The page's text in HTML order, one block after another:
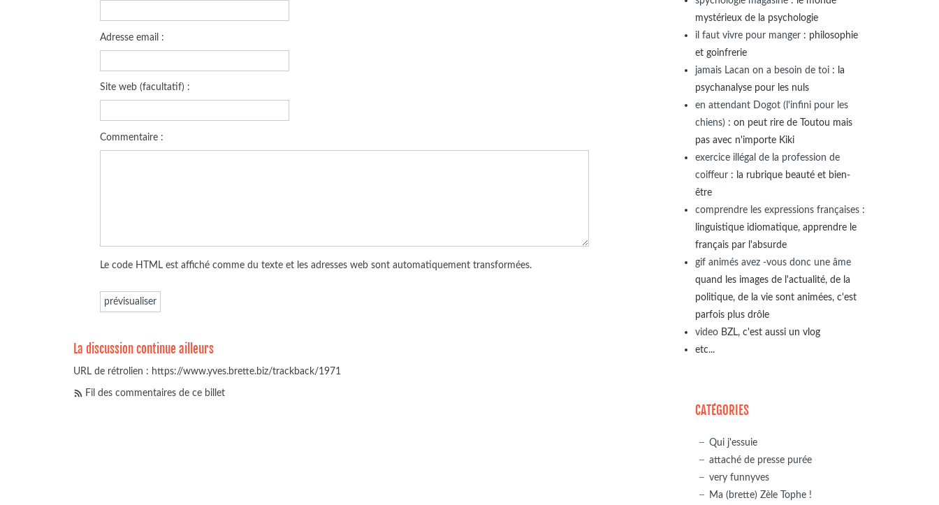
Adresse email :
Site web (facultatif) :
Commentaire :
Le code HTML est affiché comme du texte et les adresses web sont automatiquement transformées.
La discussion continue ailleurs
URL de rétrolien : https://www.yves.brette.biz/trackback/1971
Fil des commentaires de ce billet
mystérieux de la psychologie
il faut vivre pour manger : philosophie
et goinfrerie
jamais Lacan on a besoin de toi : la
psychanalyse pour les nuls
en attendant Dogot (l'infini pour les
chiens) : on peut rire de Toutou mais
pas avec n'importe Kiki
exercice illégal de la profession de
coiffeur : la rubrique beauté et bien-
être
comprendre les expressions françaises :
linguistique idiomatique, apprendre le
français par l'absurde
gif animés avez -vous donc une âme
quand les images de l'actualité, de la
politique, de la vie sont animées, c'est
parfois plus drôle
video BZL, c'est aussi un vlog
etc...
CATÉGORIES
Qui j'essuie
attaché de presse purée
very funnyves
Ma (brette) Zèle Tophe !